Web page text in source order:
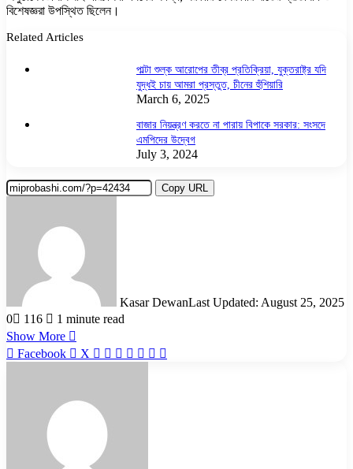
বিশেষজ্ঞরা উপস্থিত ছিলেন।
Related Articles
পাল্টা শুল্ক আরোপের তীব্র প্রতিক্রিয়া, যুক্তরাষ্ট্র যদি
যুদ্ধই চায় আমরা প্রস্তুত, চীনের হুঁশিয়ারি
March 6, 2025
বাজার নিয়ন্ত্রণ করতে না পারায় বিপাকে সরকার: সংসদে
এমপিদের উদ্বেগ
July 3, 2024
Copy URL
Kasar DewanLast Updated: August 25, 2025
0
116
1 minute read
Show More
Facebook
X LinkedIn
Pinterest
Reddit
WhatsApp
Telegram
Viber